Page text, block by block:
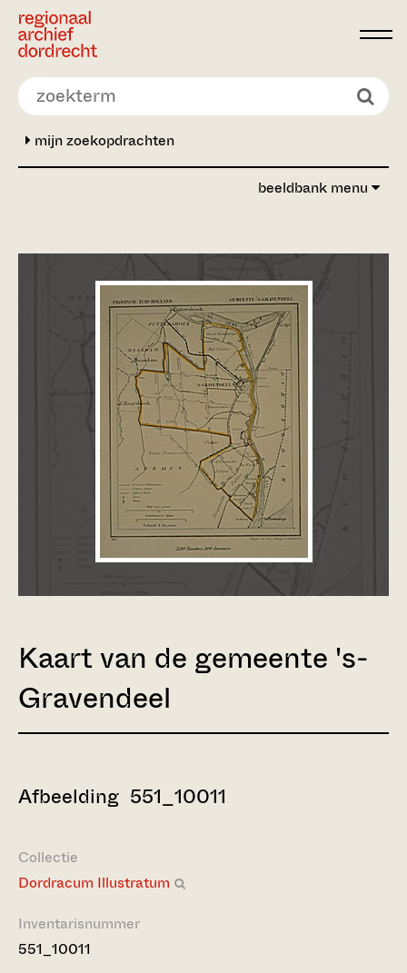
Ga direct naar de inhoud
mijn zoekopdrachten
beeldbank menu
Kaart van de gemeente 's-
Gravendeel
Afbeelding 551_10011
Collectie
Dordracum Illustratum
Inventarisnummer
551_10011